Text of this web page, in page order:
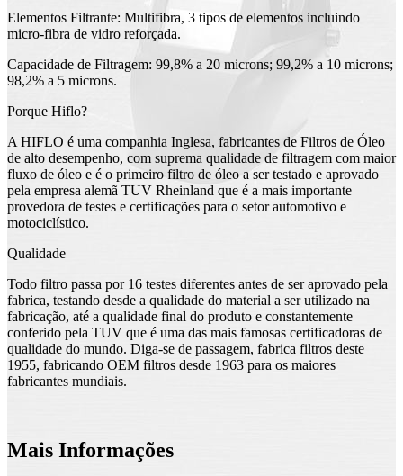
Elementos Filtrante: Multifibra, 3 tipos de elementos incluindo
micro-fibra de vidro reforçada.
Capacidade de Filtragem: 99,8% a 20 microns; 99,2% a 10 microns;
98,2% a 5 microns.
Porque Hiflo?
A HIFLO é uma companhia Inglesa, fabricantes de Filtros de Óleo
de alto desempenho, com suprema qualidade de filtragem com maior
fluxo de óleo e é o primeiro filtro de óleo a ser testado e aprovado
pela empresa alemã TUV Rheinland que é a mais importante
provedora de testes e certificações para o setor automotivo e
motociclístico.
Qualidade
Todo filtro passa por 16 testes diferentes antes de ser aprovado pela
fabrica, testando desde a qualidade do material a ser utilizado na
fabricação, até a qualidade final do produto e constantemente
conferido pela TUV que é uma das mais famosas certificadoras de
qualidade do mundo. Diga-se de passagem, fabrica filtros deste
1955, fabricando OEM filtros desde 1963 para os maiores
fabricantes mundiais.
Mais Informações